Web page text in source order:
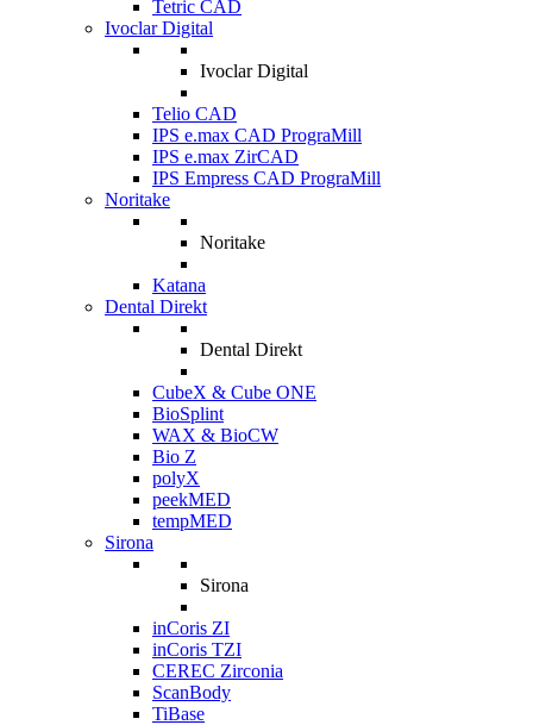
Tetric CAD
Ivoclar Digital
Ivoclar Digital
Telio CAD
IPS e.max CAD PrograMill
IPS e.max ZirCAD
IPS Empress CAD PrograMill
Noritake
Noritake
Katana
Dental Direkt
Dental Direkt
CubeX & Cube ONE
BioSplint
WAX & BioCW
Bio Z
polyX
peekMED
tempMED
Sirona
Sirona
inCoris ZI
inCoris TZI
CEREC Zirconia
ScanBody
TiBase